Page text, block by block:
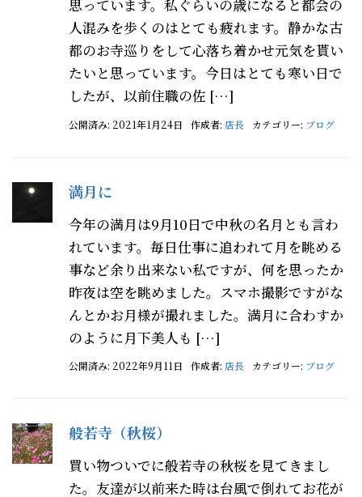
思っています。私ぐらいの歳になると都会の
人混みを歩くのはとても疲れます。静かな古
都のお寺巡りをして心落ち着かせ元気を貰い
たいと思っています。今日はとても寒い日で
したが、以前住職の佐 […]
公開済み: 2021年1月24日 作成者: 店長 カテゴリー: ブログ
満月に
今年の満月は9月10日で中秋の名月とも言わ
れています。毎日仕事に追われて月を眺める
事など余り出来ない私ですが、何を思ったか
昨夜は空を眺めました。スマホ撮影ですがな
んとかお月様が撮れました。満月に合わすか
のように月下美人も […]
公開済み: 2022年9月11日 作成者: 店長 カテゴリー: ブログ
般若寺（秋桜）
買い物ついでに般若寺の秋桜を見てきまし
た。友達が以前来た時は台風で倒れてお花が